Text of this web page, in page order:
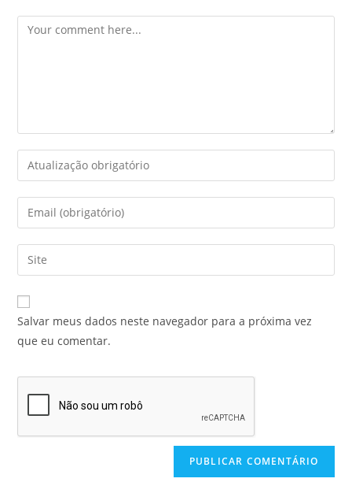
Salvar meus dados neste navegador para a próxima vez
que eu comentar.